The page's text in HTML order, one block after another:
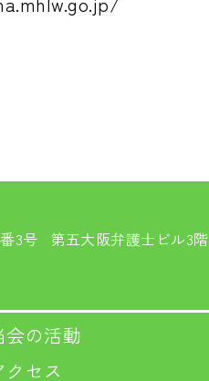
3号 第五大阪弁護士ビル3階
の活動
セス